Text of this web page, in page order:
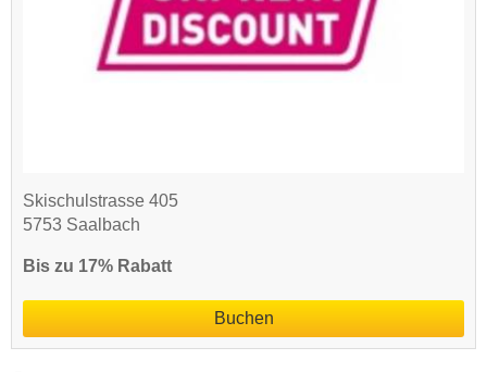
Skischulstrasse 405
5753 Saalbach
Bis zu 17% Rabatt
Buchen